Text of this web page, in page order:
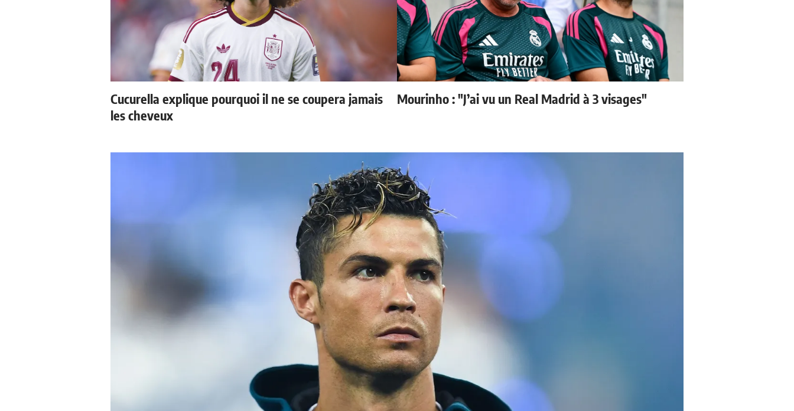
Cucurella explique pourquoi il ne se coupera jamais
les cheveux
Mourinho : "J’ai vu un Real Madrid à 3 visages"